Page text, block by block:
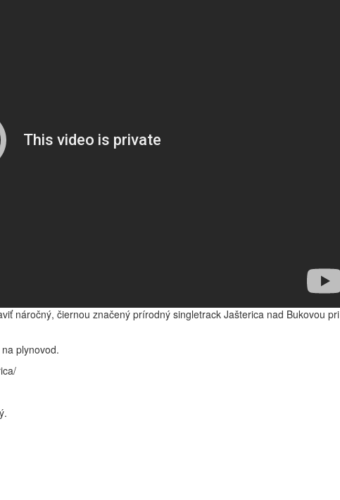
náročný, čiernou značený prírodný singletrack Jašterica nad Bukovou pri
plynovod.